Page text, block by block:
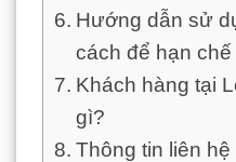
Hướng dẫn sử
cách để hạn
Khách hàng tại
gì?
Thông tin liên